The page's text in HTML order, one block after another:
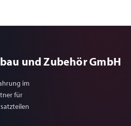
und Zubehör GmbH
im
für